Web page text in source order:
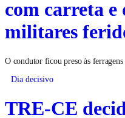
com carreta e
militares
O condutor ficou preso às ferragens
Dia decisivo
TRE-CE